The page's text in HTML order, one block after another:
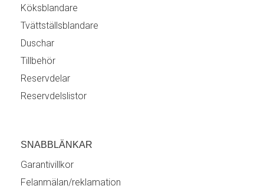
Köksblandare
Tvättställsblandare
Duschar
Tillbehör
Reservdelar
Reservdelslistor
SNABBLÄNKAR
Garantivillkor
Felanmälan/reklamation